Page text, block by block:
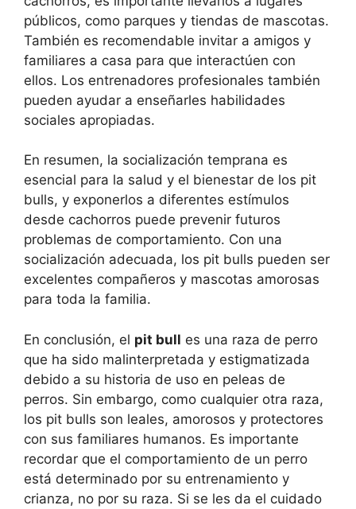
públicos, como parques y tiendas de mascotas.
También es recomendable invitar a amigos y
familiares a casa para que interactúen con
ellos. Los entrenadores profesionales también
pueden ayudar a enseñarles habilidades
sociales apropiadas.
En resumen, la socialización temprana es
esencial para la salud y el bienestar de los pit
bulls, y exponerlos a diferentes estímulos
desde cachorros puede prevenir futuros
problemas de comportamiento. Con una
socialización adecuada, los pit bulls pueden ser
excelentes compañeros y mascotas amorosas
para toda la familia.
En conclusión, el pit bull es una raza de perro
que ha sido malinterpretada y estigmatizada
debido a su historia de uso en peleas de
perros. Sin embargo, como cualquier otra raza,
los pit bulls son leales, amorosos y protectores
con sus familiares humanos. Es importante
recordar que el comportamiento de un perro
está determinado por su entrenamiento y
crianza, no por su raza. Si se les da el cuidado